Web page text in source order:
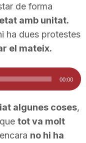
de forma
amb unitat.
ha dues protestes
el mateix.
00:00
algunes coses,
tot va molt
no hi ha